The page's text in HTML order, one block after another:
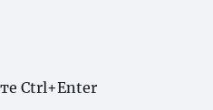
Ctrl+Enter